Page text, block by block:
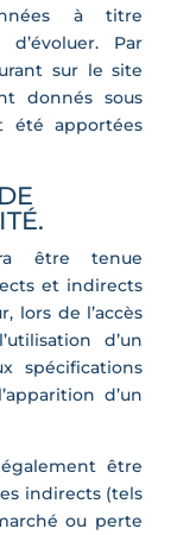
à titre
Par
sur le site
donnés sous
été apportées
être tenue
et indirects
lors de l’accès
d’un
spécifications
d’un
être
indirects (tels
ou perte